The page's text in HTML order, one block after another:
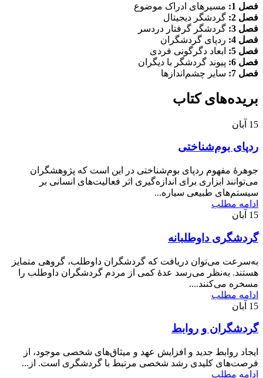
فصل 1:
مسیرهای ادراک موضوع
فصل 2:
گردشگر دیجیتال
فصل 3:
گردشگر گرفتار دردسر
فصل 4:
ردپای گردشگران
فصل 5:
ابعاد دگرگونی فردی
فصل 6:
پیوند گردشگر با دیگران
فصل 7:
سایر چشم‌اندازها
بریده‌های کتاب
15 آبان
ردپای بوم‌شناختی
جوهرۀ مفهوم ردپای بوم‌شناختی در این است که پژوهشگران
می‌توانند ابزاری برای اندازه‌گیری اثر فعالیت‌های انسانی بر
سیستم‌های طبیعی سیاره...
ادامه مطلب
15 آبان
گردشگری داوطلبانه
به‌سرعت می‌توان دریافت که گردشگران داوطلب، گروهی متمایز
هستند. به‌نظر می‌رسد عدۀ کمی از مردم گردشگران داوطلب را
مسخره می‌کنند....
ادامه مطلب
15 آبان
گردشگران و روابط
ایجاد روابط جدید و افزایش عهد و میثاق‌های شخصی موجود، از
فرصت‌های کلیدی رشد شخصی مرتبط با گردشگری است. از...
ادامه مطلب